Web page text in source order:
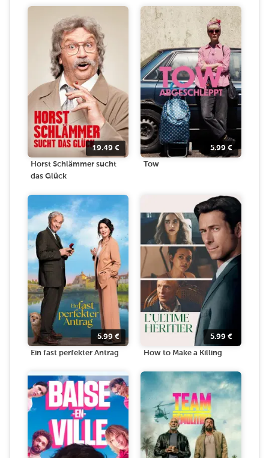
19.49 €
Horst Schlämmer sucht
das Glück
5.99 €
Tow
5.99 €
Ein fast perfekter Antrag
5.99 €
How to Make a Killing